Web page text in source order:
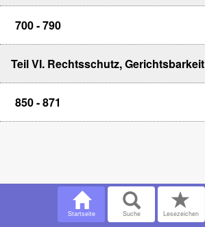
700 - 790
Teil VI. Rechtsschutz, Gerichtsbarkeit
850 - 871
Startseite Suche Lesezeichen